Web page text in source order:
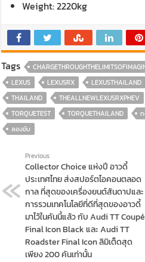
Weight: 2220kg
Tags
LEXUS
LEXUSRX LEXUSTHAILAND
THAILAND
THEALLNEWLEXUSRXPHEV
TORQUETEST
TORQUETHAILAND
ลองขับ
Previous
Collector Choice แห่งปี อาวดี้
ประเทศไทย ส่งสปอร์ตไอคอนตลอด
กาล ที่สุดของเครื่องยนต์สันดาปและ
การรวมเทคโนโลยีที่ดีที่สุดของอาวดี้
มาไว้ในคันนี้แล้ว กับ Audi TT Coupé
Final Icon Black และ Audi TT
Roadster Final Icon ลิมิเต็ดสุด
เพียง 200 คันเท่านั้น